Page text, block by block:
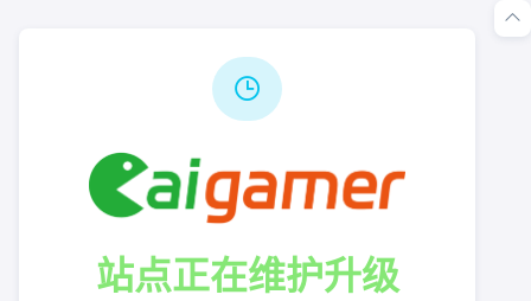
站点正在维护升级